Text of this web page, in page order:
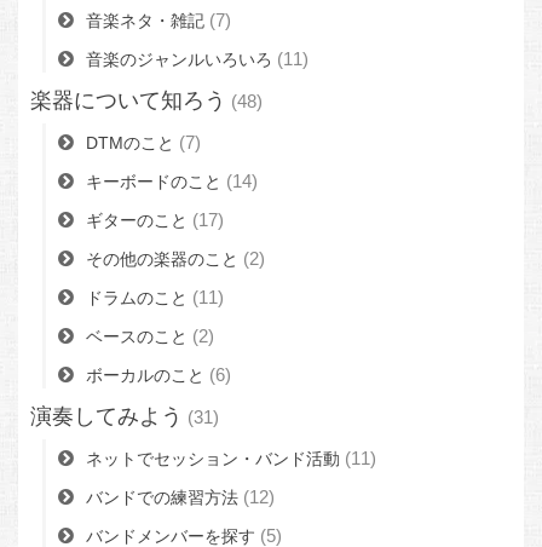
音楽ネタ・雑記 (7)
音楽のジャンルいろいろ (11)
楽器について知ろう (48)
DTMのこと (7)
キーボードのこと (14)
ギターのこと (17)
その他の楽器のこと (2)
ドラムのこと (11)
ベースのこと (2)
ボーカルのこと (6)
演奏してみよう (31)
ネットでセッション・バンド活動 (11)
バンドでの練習方法 (12)
バンドメンバーを探す (5)